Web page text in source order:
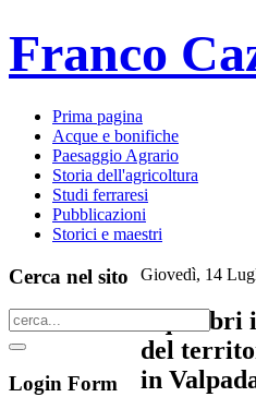
Franco
Prima pagina
Acque e bonifiche
Paesaggio Agrario
Storia dell'agricoltura
Studi ferraresi
Pubblicazioni
Storici e maestri
Giovedì, 14
Equilibri
del
in
Cerca nel sito
Login Form